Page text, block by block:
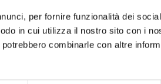
per fornire funzionalità dei
in cui utilizza il nostro sito con i
combinarle con altre
12/05/2026
€ 8,50